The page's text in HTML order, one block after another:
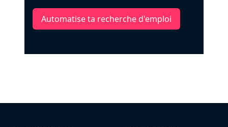
Automatise ta recherche d'emploi